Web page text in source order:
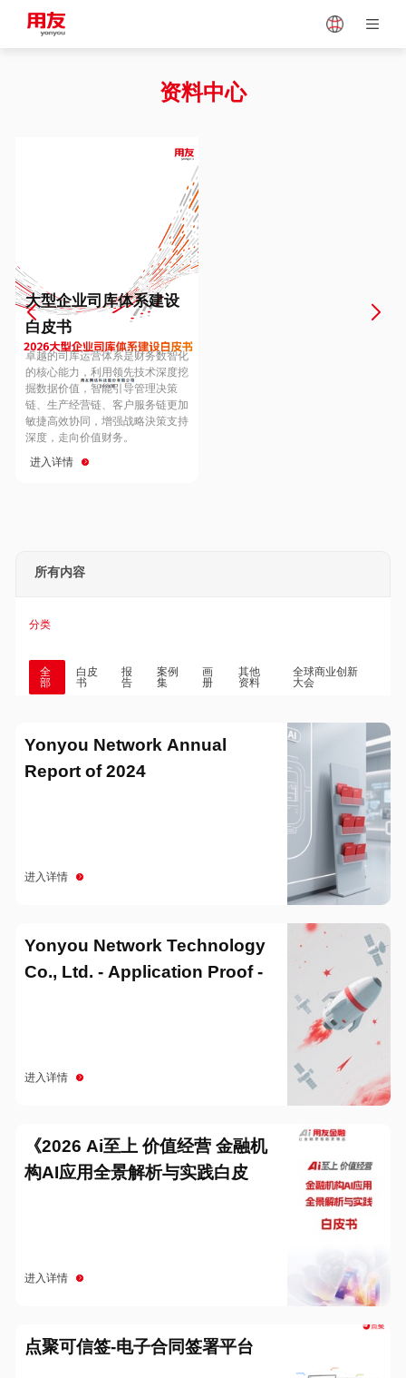
Vietnam
Europe
Hungary
Hong Kong
资料中心
大型企业司库体系建设
白皮书
卓越的司库运营体系是财务数智化
的核心能力，利用领先技术深度挖
掘数据价值，智能引导管理决策
链、生产经营链、客户服务链更加
敏捷高效协同，增强战略決策支持
深度，走向价值财务。
进入详情
所有内容
分类
全
部
白皮
书
报
告
案例
集
画
册
其他
资料
全球商业创新
大会
Yonyou Network Annual
Report of 2024
进入详情
Yonyou Network Technology
Co., Ltd. - Application Proof -
进入详情
《2026 Ai至上 价值经营 金融机
构AI应用全景解析与实践白皮
进入详情
点聚可信签-电子合同签署平台